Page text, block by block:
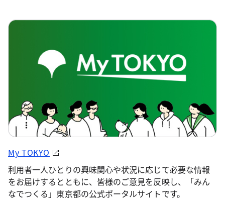
My TOKYO
利用者一人ひとりの興味関心や状況に応じて必要な情報
をお届けするとともに、皆様のご意見を反映し、「みん
なでつくる」東京都の公式ポータルサイトです。